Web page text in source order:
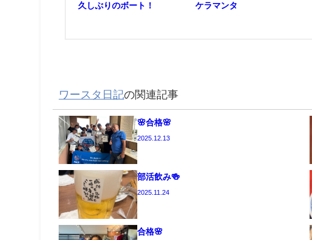
久しぶりのボート！ ケラマンタ
ワースタ日記の関連記事
🌸合格🌸
2025.12.13
部活飲み🍻
2025.11.24
合格🌸